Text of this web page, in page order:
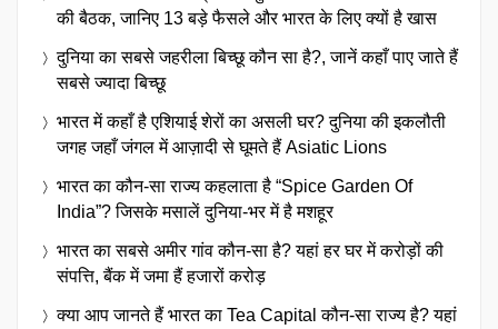
की बैठक, जानिए 13 बड़े फैसले और भारत के लिए क्यों है खास
दुनिया का सबसे जहरीला बिच्छू कौन सा है?, जानें कहाँ पाए जाते हैं
सबसे ज्यादा बिच्छू
भारत में कहाँ है एशियाई शेरों का असली घर? दुनिया की इकलौती
जगह जहाँ जंगल में आज़ादी से घूमते हैं Asiatic Lions
भारत का कौन-सा राज्य कहलाता है “Spice Garden Of
India”? जिसके मसालें दुनिया-भर में है मशहूर
भारत का सबसे अमीर गांव कौन-सा है? यहां हर घर में करोड़ों की
संपत्ति, बैंक में जमा हैं हजारों करोड़
क्या आप जानते हैं भारत का Tea Capital कौन-सा राज्य है? यहां